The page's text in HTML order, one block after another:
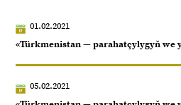
01.02.2021
«Türkmenistan — parahatçylygyň we
05.02.2021